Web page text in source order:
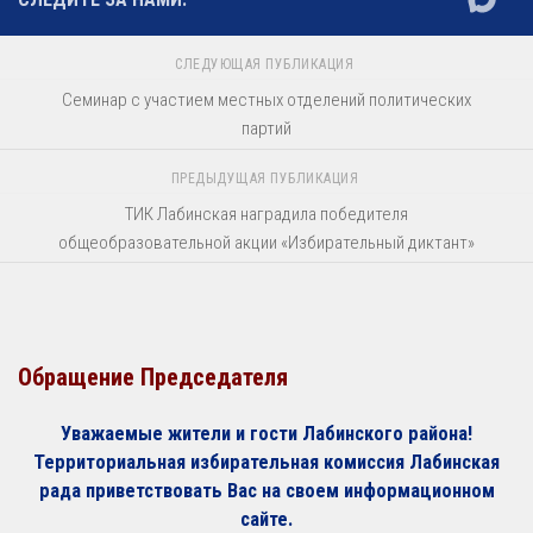
СЛЕДУЮЩАЯ ПУБЛИКАЦИЯ
Семинар с участием местных отделений политических
партий
ПРЕДЫДУЩАЯ ПУБЛИКАЦИЯ
ТИК Лабинская наградила победителя
общеобразовательной акции «Избирательный диктант»
Обращение Председателя
Уважаемые жители и гости Лабинского района!
Территориальная избирательная комиссия Лабинская
рада приветствовать Вас на своем информационном
сайте.